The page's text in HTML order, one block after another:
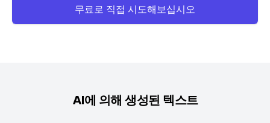
무료로 직접 시도해보십시오
AI에 의해 생성된 텍스트